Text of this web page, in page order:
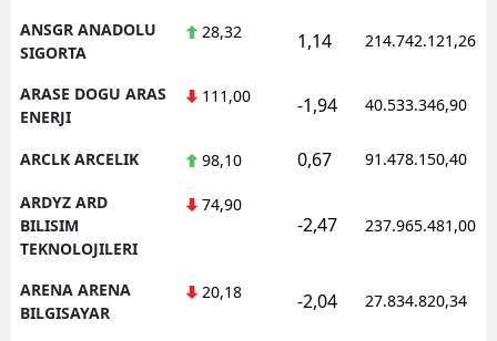
ANSGR ANADOLU
SIGORTA
28,32 1,14 214.742.121,26
ARASE DOGU ARAS
ENERJI
111,00 -1,94 40.533.346,90
ARCLK ARCELIK 98,10 0,67 91.478.150,40
ARDYZ ARD
BILISIM
TEKNOLOJILERI
74,90
-2,47 237.965.481,00
ARENA ARENA
BILGISAYAR
20,18 -2,04 27.834.820,34